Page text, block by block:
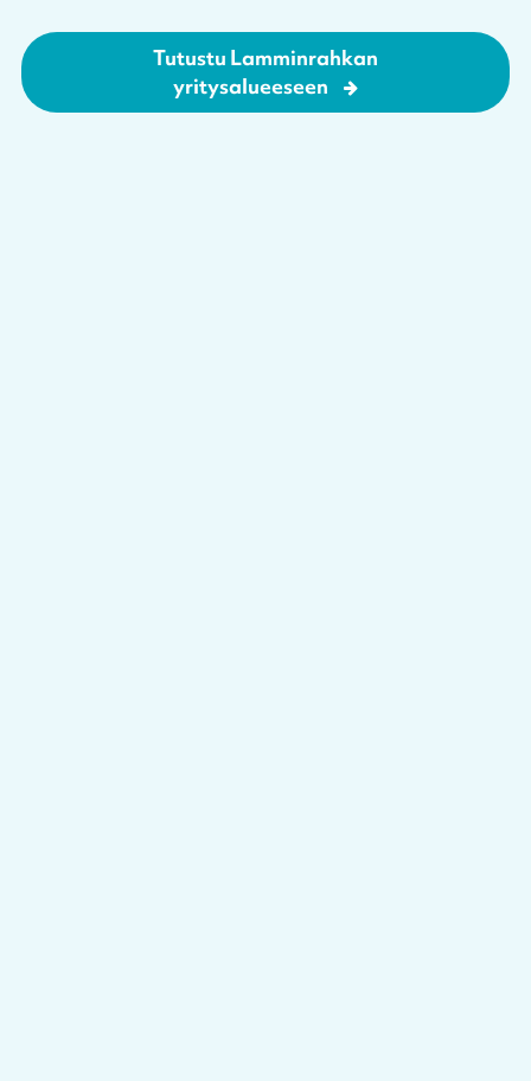
Tutustu Lamminrahkan
yritysalueeseen